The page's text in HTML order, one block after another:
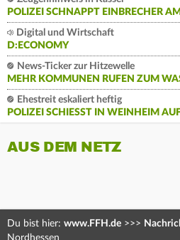
POLIZEI SCHNAPPT EINBRECHER
Digital und Wirtschaft
D:ECONOMY
News-Ticker zur Hitzewelle
MEHR KOMMUNEN RUFEN ZUM
Ehestreit eskaliert heftig
POLIZEI SCHIESST IN WEINHEIM AUF
AUS DEM NETZ
Du bist hier: www.FFH.de >>>
Nordhessen